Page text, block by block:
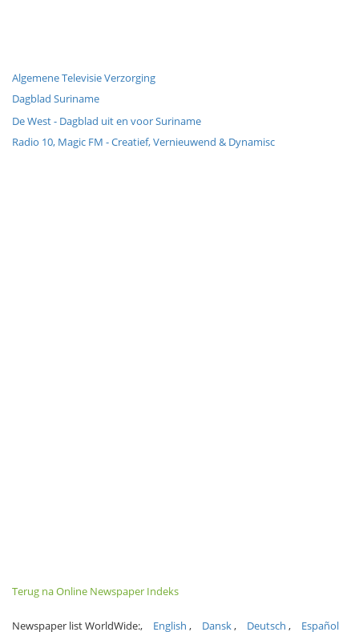
Algemene Televisie Verzorging
Dagblad Suriname
De West - Dagblad uit en voor Suriname
Radio 10, Magic FM - Creatief, Vernieuwend & Dynamisc
Terug na Online Newspaper Indeks
Newspaper list WorldWide: English Dansk Deutsch Español